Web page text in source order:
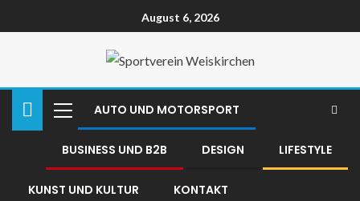
August 6, 2026
AUTO UND MOTORSPORT
BUSINESS UND B2B DESIGN LIFESTYLE
KUNST UND KULTUR KONTAKT